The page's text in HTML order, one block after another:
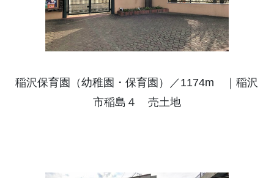
稲沢保育園（幼稚園・保育園）／1174m ｜稲沢
市稲島４ 売土地